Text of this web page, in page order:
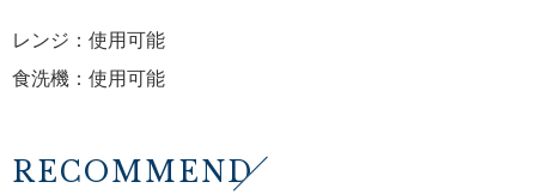
レンジ：使用可能
食洗機：使用可能
RECOMMEND